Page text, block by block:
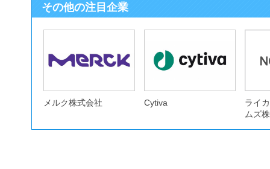
その他の注目企業
メルク株式会社 Cytiva
ライ
ムズ